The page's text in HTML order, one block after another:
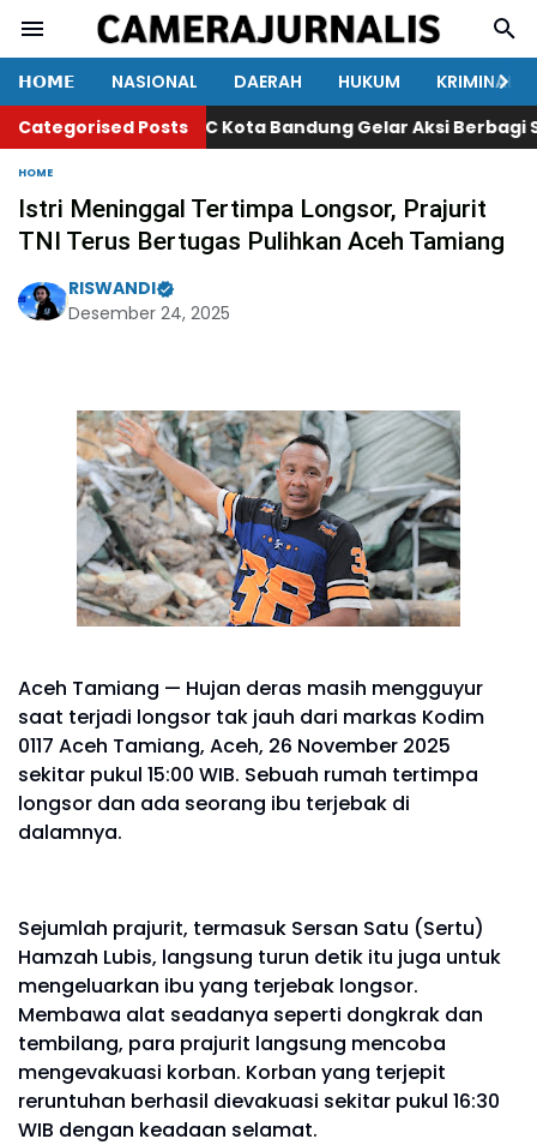
𝗛𝗢𝗠𝗘 NASIONAL DAERAH HUKUM
KRIMINAL
Categorised Posts234SC Kota Bandung Gelar Aksi Berbagi
HOME
Istri Meninggal Tertimpa Longsor, Prajurit
TNI Terus Bertugas Pulihkan Aceh Tamiang
RISWANDI
Desember 24, 2025
Aceh Tamiang — Hujan deras masih mengguyur
saat terjadi longsor tak jauh dari markas Kodim
0117 Aceh Tamiang, Aceh, 26 November 2025
sekitar pukul 15:00 WIB. Sebuah rumah tertimpa
longsor dan ada seorang ibu terjebak di
dalamnya.
Sejumlah prajurit, termasuk Sersan Satu (Sertu)
Hamzah Lubis, langsung turun detik itu juga untuk
mengeluarkan ibu yang terjebak longsor.
Membawa alat seadanya seperti dongkrak dan
tembilang, para prajurit langsung mencoba
mengevakuasi korban. Korban yang terjepit
reruntuhan berhasil dievakuasi sekitar pukul 16:30
WIB dengan keadaan selamat.